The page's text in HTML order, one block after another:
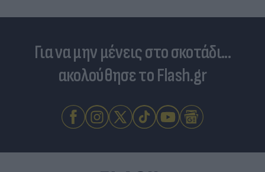
Για να μην μένεις στο σκοτάδι...
ακολούθησε το Flash.gr